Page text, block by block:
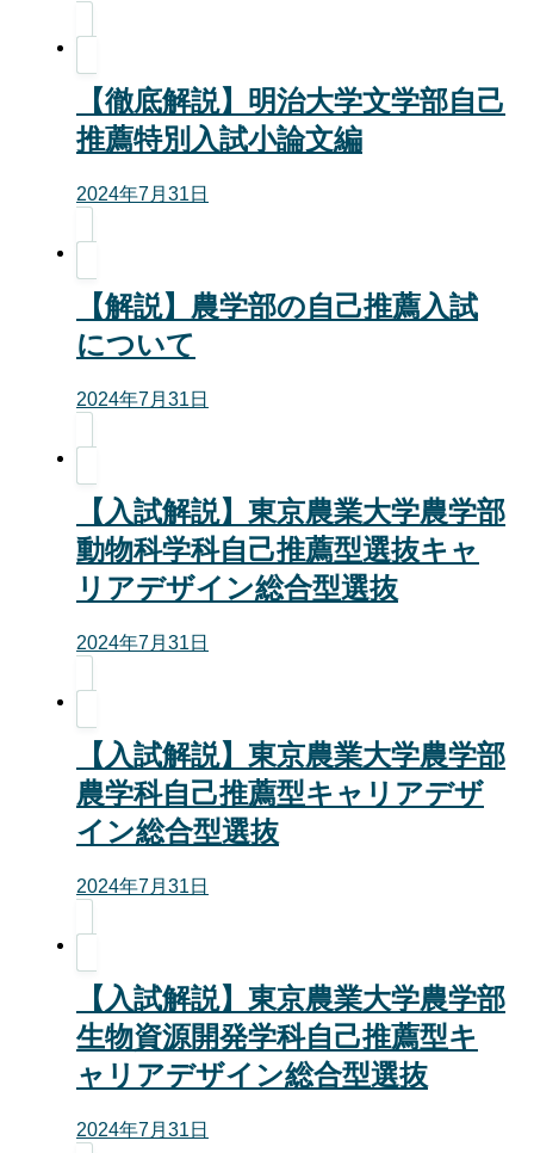
【徹底解説】明治大学文学部自己
推薦特別入試小論文編
2024年7月31日
【解説】農学部の自己推薦入試
について
2024年7月31日
【入試解説】東京農業大学農学部
動物科学科自己推薦型選抜キャ
リアデザイン総合型選抜
2024年7月31日
【入試解説】東京農業大学農学部
農学科自己推薦型キャリアデザ
イン総合型選抜
2024年7月31日
【入試解説】東京農業大学農学部
生物資源開発学科自己推薦型キ
ャリアデザイン総合型選抜
2024年7月31日